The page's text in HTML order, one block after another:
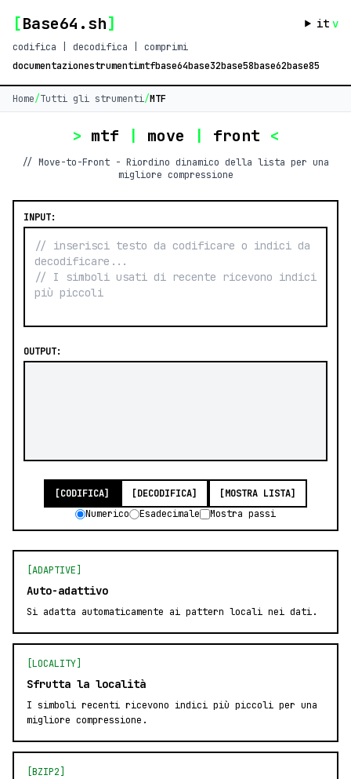
[Base64.sh] it v
codifica | decodifica | comprimi
documentazionestrumentimtfbase64base32base58base62base85
Home/Tutti gli strumenti/MTF
> mtf | move | front <
// Move-to-Front - Riordino dinamico della lista per una
migliore compressione
INPUT:
OUTPUT:
[CODIFICA] [DECODIFICA]
[MOSTRA LISTA]
Numerico
Esadecimale Mostra passi
[ADAPTIVE]
Auto-adattivo
Si adatta automaticamente ai pattern locali nei dati.
[LOCALITY]
Sfrutta la località
I simboli recenti ricevono indici più piccoli per una
migliore compressione.
[BZIP2]